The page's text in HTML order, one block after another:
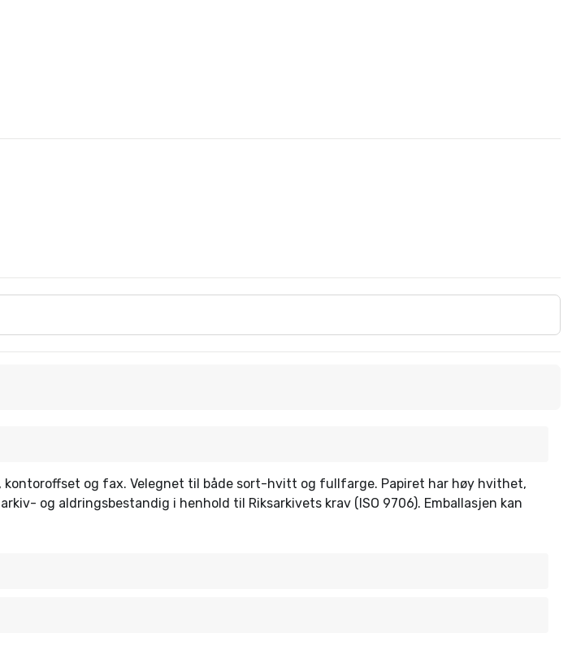
og fax. Velegnet til både sort-hvitt og fullfarge. Papiret har høy hvithet,
og aldringsbestandig i henhold til Riksarkivets krav (ISO 9706). Emballasjen kan